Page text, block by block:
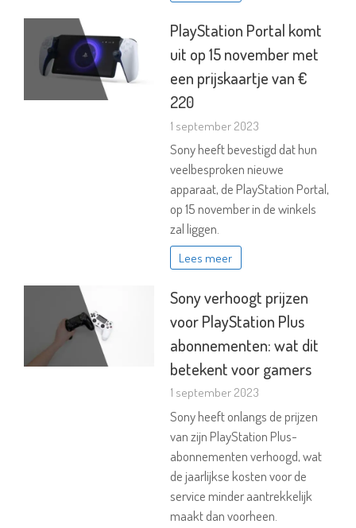
PlayStation Portal komt
uit op 15 november met
een prijskaartje van €
220
1 september 2023
Sony heeft bevestigd dat hun
veelbesproken nieuwe
apparaat, de PlayStation Portal,
op 15 november in de winkels
zal liggen.
Lees meer
Sony verhoogt prijzen
voor PlayStation Plus
abonnementen: wat dit
betekent voor gamers
1 september 2023
Sony heeft onlangs de prijzen
van zijn PlayStation Plus-
abonnementen verhoogd, wat
de jaarlijkse kosten voor de
service minder aantrekkelijk
maakt dan voorheen.